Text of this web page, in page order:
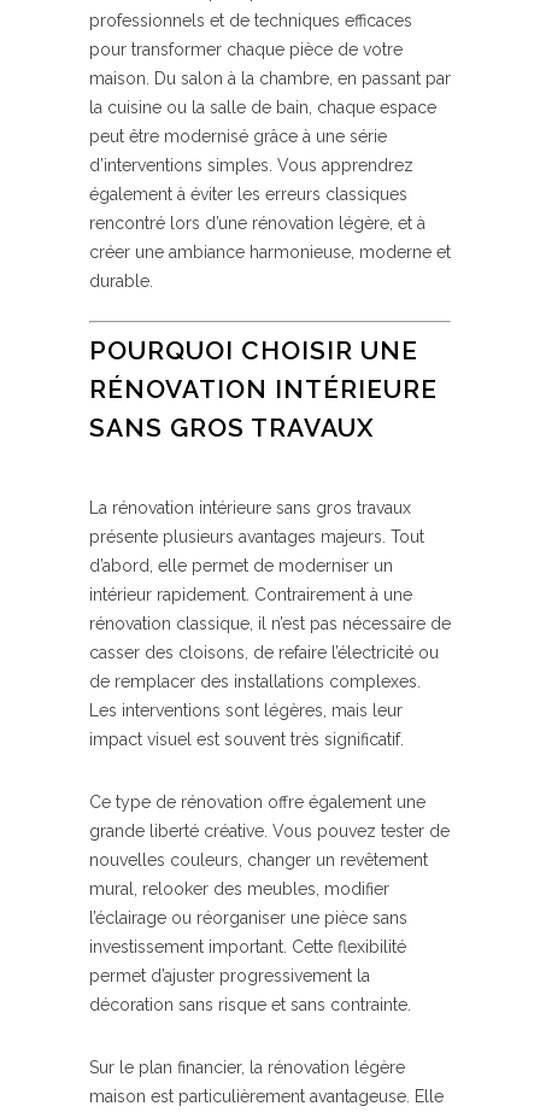
professionnels et de techniques efficaces
pour transformer chaque pièce de votre
maison. Du salon à la chambre, en passant par
la cuisine ou la salle de bain, chaque espace
peut être modernisé grâce à une série
d’interventions simples. Vous apprendrez
également à éviter les erreurs classiques
rencontré lors d’une rénovation légère, et à
créer une ambiance harmonieuse, moderne et
durable.
POURQUOI CHOISIR UNE
RÉNOVATION INTÉRIEURE
SANS GROS TRAVAUX
La rénovation intérieure sans gros travaux
présente plusieurs avantages majeurs. Tout
d’abord, elle permet de moderniser un
intérieur rapidement. Contrairement à une
rénovation classique, il n’est pas nécessaire de
casser des cloisons, de refaire l’électricité ou
de remplacer des installations complexes.
Les interventions sont légères, mais leur
impact visuel est souvent très significatif.
Ce type de rénovation offre également une
grande liberté créative. Vous pouvez tester de
nouvelles couleurs, changer un revêtement
mural, relooker des meubles, modifier
l’éclairage ou réorganiser une pièce sans
investissement important. Cette flexibilité
permet d’ajuster progressivement la
décoration sans risque et sans contrainte.
Sur le plan financier, la rénovation légère
maison est particulièrement avantageuse. Elle